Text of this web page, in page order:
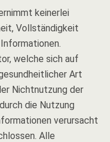
keinerlei
Vollständigkeit
welche sich auf
Art
Nichtnutzung der
die Nutzung
verursacht
Alle